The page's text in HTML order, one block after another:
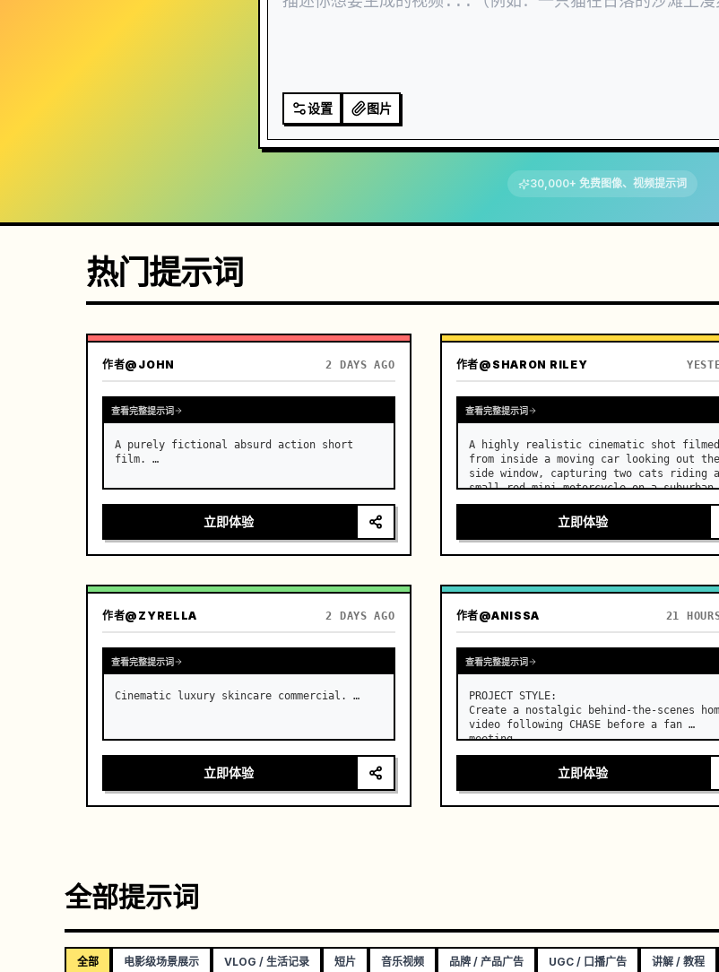
设置 图片
30,000+ 免费图像、视频提示词
热门提示词
作者@JOHN 2 DAYS AGO
查看完整提示词
A purely fictional absurd action short
film. …
立即体验
作者@SHARON RILEY
查看完整提示词
A highly realistic cinematic shot filmed
from inside a moving car looking out the
side window, capturing two cats riding a
small red mini motorcycle on a suburban
road. …
立即体验
作者@ZYRELLA 2 DAYS AGO
查看完整提示词
Cinematic luxury skincare commercial. …
立即体验
作者@ANISSA 21
查看完整提示词
PROJECT STYLE:
Create a nostalgic behind-the-scenes
video following CHASE before a fan
meeting. …
立即体验
全部提示词
全部 电影级场景展示 VLOG / 生活记录 短片 音乐视频 品牌 / 产品广告 UGC / 口播广告 讲解 / 教程